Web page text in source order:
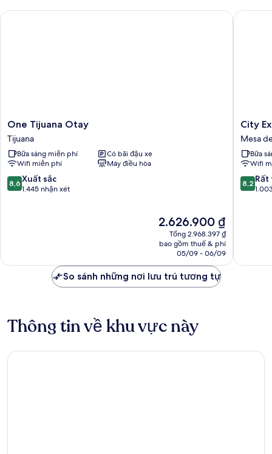
One
Tijuana
Otay
Tijuana
One Tijuana Otay
Tijuana
Bữa sáng miễn phí
Có bãi đậu xe
Wifi miễn phí
Máy điều hòa
8.6
trên
8,6 Xuất sắc
1.445 nhận xét
Giá
hiện
tại
2.626.900 ₫
2.626.900 ₫
Tổng 2.968.397 ₫
bao gồm thuế & phí
05/09 - 06/09
One Tijuana Otay
City
Express
by
Marriott
Tijuana
Otay
Mesa
City
Mesa
Bữa
Wifi
8.2
trên
8,2 Rất
City
So sánh những nơi lưu trú tương tự
Thông tin về khu vực này